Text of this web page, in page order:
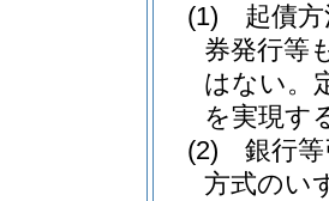
(1)
起債
券発行等
はない。
を実現す
(2)
銀行
方式のい